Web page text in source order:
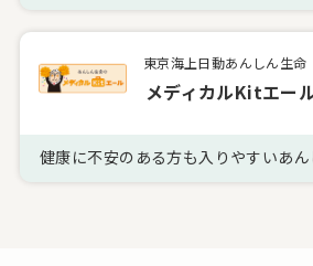
東京海上日動あんしん生命
メディカルKitエー
健康に不安のある方も入りやすいあ